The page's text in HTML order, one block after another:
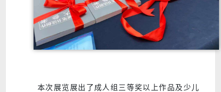
本次展览展出了成人组三等奖以上作品及少儿